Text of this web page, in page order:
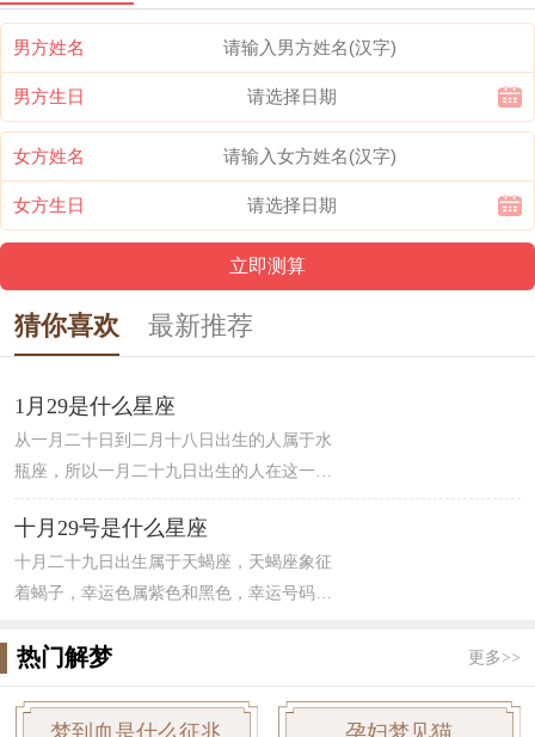
男方姓名
男方生日
女方姓名
女方生日
猜你喜欢 最新推荐
1月29是什么星座
从一月二十日到二月十八日出生的人属于水
瓶座，所以一月二十九日出生的人在这一区
间内。水瓶座主宰天王星，属于风象星座。
水瓶座的人在生活中，爱情中让人琢磨不定
无法定型，追求思想自由人很聪明。对待朋
友友善和睦，算是绝对的“友谊之星”，但是
对稳定。
十月29号是什么星座
十月二十九日出生属于天蝎座，天蝎座象征
着蝎子，幸运色属紫色和黑色，幸运号码为
向来高瞻远瞩，看的比较远，能够洞察人
心。对于天蝎女来说，更容易明察秋毫，掌
握人心，并且有很强的占有欲，让人琢磨不
热门解梦 更多>>